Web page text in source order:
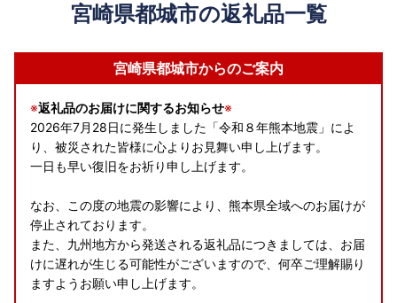
宮崎県都城市の返礼品一覧
宮崎県都城市からのご案内
※返礼品のお届けに関するお知らせ※
2026年7月28日に発生しました「令和８年熊本地震」によ
り、被災された皆様に心よりお見舞い申し上げます。
一日も早い復旧をお祈り申し上げます。
なお、この度の地震の影響により、熊本県全域へのお届けが
停止されております。
また、九州地方から発送される返礼品につきましては、お届
けに遅れが生じる可能性がございますので、何卒ご理解賜り
ますようお願い申し上げます。